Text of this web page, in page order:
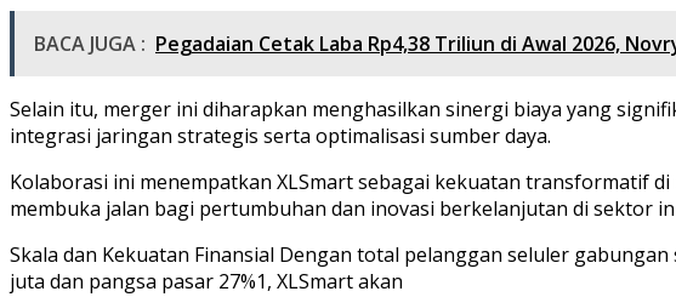
BACA JUGA : Pegadaian Cetak Laba Rp4,38 Triliun di Awal 2026,
Selain itu, merger ini diharapkan menghasilkan sinergi biaya yang
integrasi jaringan strategis serta optimalisasi sumber daya.
Kolaborasi ini menempatkan XLSmart sebagai kekuatan transformatif
membuka jalan bagi pertumbuhan dan inovasi berkelanjutan di sektor
Skala dan Kekuatan Finansial Dengan total pelanggan seluler gabungan
juta dan pangsa pasar 27%1, XLSmart akan